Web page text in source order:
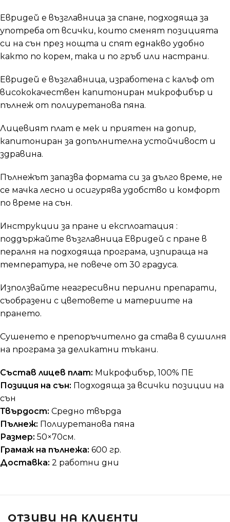
Евридей е възглавница за спане, подходяща за
употреба от всички, които сменят позицията
си на сън през нощта и спят еднакво удобно
както по корем, така и по гръб или настрани.
Евридей е възглавница, изработена с калъф от
висококачествен капитониран микрофибър и
пълнеж от полиуретанова пяна.
Лицевият плат е мек и приятен на допир,
капитониран за допълнителна устойчивост и
здравина.
Пълнежът запазва формата си за дълго време, не
се мачка лесно и осигурява удобство и комфорт
по време на сън.
Инструкции за пране и експлоатация :
поддържайте възглавница Евридей с пране в
пералня на подходяща програма, изпираща на
температура, не повече от 30 градуса.
Използвайте неагресивни перилни препарати,
съобразени с цветовете и материите на
прането.
Сушенето е препоръчително да става в сушилня
на програма за деликатни тъкани.
Състав лицев плат: Микрофибър, 100% ПЕ
Позиция на сън: Подходяща за всички позиции на
сън
Твърдост: Средно твърда
Пълнеж: Полиуретанова пяна
Размер: 50×70см.
Грамаж на пълнежа: 600 гр.
Доставка: 2 работни дни
ОТЗИВИ НА КЛИЕНТИ